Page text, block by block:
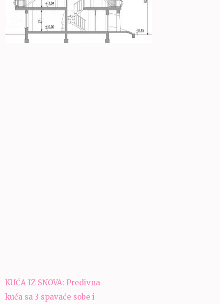
Navigacija
članaka
KUĆA IZ SNOVA: Predivna
kuća sa 3 spavaće sobe i